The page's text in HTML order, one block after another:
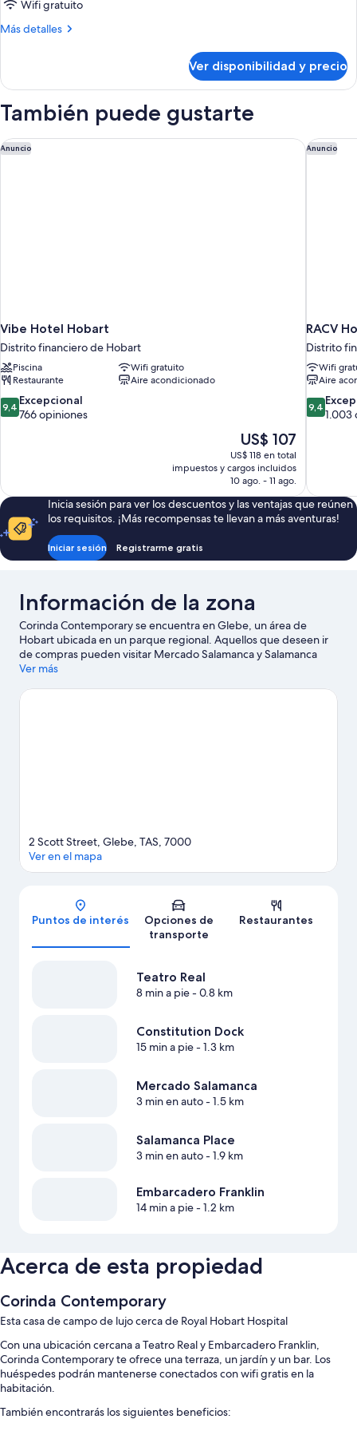
de
Three
Wifi gratuito
Más detalles
Más
Bedroom
Ver disponibilidad y precio
También puede gustarte
Anuncio
Vibe Hotel Hobart
Distrito financiero de Hobart
Piscina
Wifi gratuito
Restaurante
Aire acondicionado
9.4
de
9,4 Excepcional
766 opiniones
El
precio
actual
es
de
US$ 107
US$ 107
US$ 118 en total
impuestos y cargos incluidos
10 ago. - 11 ago.
Vibe Hotel Hobart Anuncio
RACV
Distrito
Wifi
Aire
9.4
de
9,4
1.003
RACV
Inicia sesión para ver los descuentos y las ventajas que reúnen
los requisitos. ¡Más recompensas te llevan a más aventuras!
Iniciar sesión Registrarme gratis
Información de la zona
Corinda Contemporary se encuentra en Glebe, un área de
Hobart ubicada en un parque regional. Aquellos que deseen ir
de compras pueden visitar Mercado Salamanca y Salamanca
Place, mientras que quienes quieran apreciar la belleza natural
puedes darte una vuelta por Teatro Real y Embarcadero
Ver más
Mapa
2 Scott Street, Glebe, TAS, 7000
Ver en el mapa
Puntos de interés
Opciones de
transporte
Restaurantes
Teatro Real
8 min a pie- 0.8 km
Constitution Dock
15 min a pie- 1.3 km
Mercado Salamanca
3 min en auto- 1.5 km
Salamanca Place
3 min en auto- 1.9 km
Embarcadero Franklin
14 min a pie- 1.2 km
Acerca de esta propiedad
Corinda Contemporary
Esta casa de campo de lujo cerca de Royal Hobart Hospital
Con una ubicación cercana a Teatro Real y Embarcadero Franklin,
Corinda Contemporary te ofrece una terraza, un jardín y un bar. Los
huéspedes podrán mantenerse conectados con wifi gratis en la
habitación.
También encontrarás los siguientes beneficios: